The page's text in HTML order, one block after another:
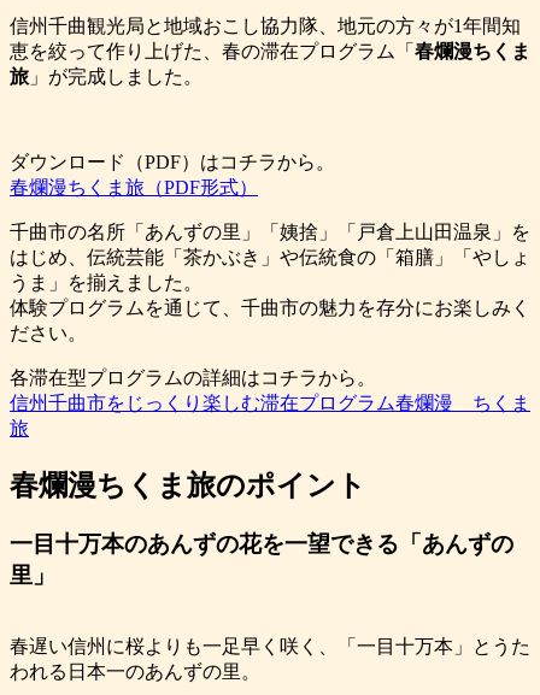
信州千曲観光局と地域おこし協力隊、地元の方々が1年間知
恵を絞って作り上げた、春の滞在プログラム「 春爛漫ちくま
旅 」が完成しました。
ダウンロード（PDF）はコチラから。
春爛漫ちくま旅（PDF形式）
千曲市の名所「あんずの里」「姨捨」「戸倉上山田温泉」を
はじめ、伝統芸能「茶かぶき」や伝統食の「箱膳」「やしょ
うま」を揃えました。
体験プログラムを通じて、千曲市の魅力を存分にお楽しみく
ださい。
各滞在型プログラムの詳細はコチラから。
信州千曲市をじっくり楽しむ滞在プログラム春爛漫 ちくま
旅
春爛漫ちくま旅のポイント
一目十万本のあんずの花を一望できる「あんずの
里」
春遅い信州に桜よりも一足早く咲く、「一目十万本」とうた
われる日本一のあんずの里。